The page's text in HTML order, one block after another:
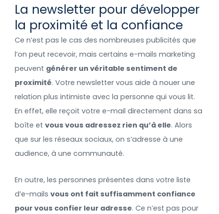
La newsletter pour développer
la proximité et la confiance
Ce n’est pas le cas des nombreuses publicités que
l’on peut recevoir, mais certains e-mails marketing
peuvent générer un véritable sentiment de
proximité. Votre newsletter vous aide à nouer une
relation plus intimiste avec la personne qui vous lit.
En effet, elle reçoit votre e-mail directement dans sa
boîte et vous vous adressez rien qu’à elle. Alors
que sur les réseaux sociaux, on s’adresse à une
audience, à une communauté.
En outre, les personnes présentes dans votre liste
d’e-mails vous ont fait suffisamment confiance
pour vous confier leur adresse. Ce n’est pas pour